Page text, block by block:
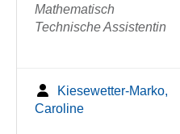
Mathematisch
Technische Assistentin
Kiesewetter-Marko,
Caroline